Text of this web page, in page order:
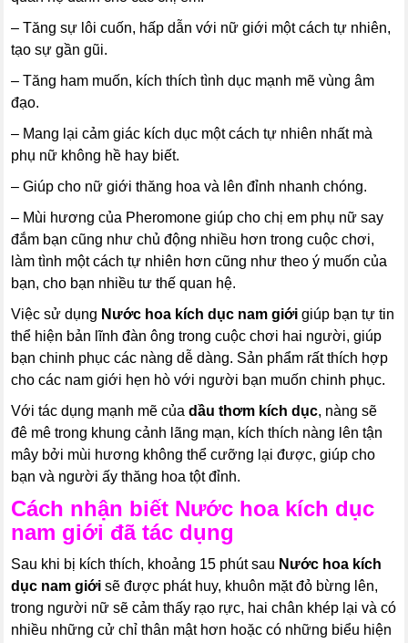
– Tăng sự lôi cuốn, hấp dẫn với nữ giới một cách tự nhiên,
tạo sự gần gũi.
– Tăng ham muốn, kích thích tình dục mạnh mẽ vùng âm
đạo.
– Mang lại cảm giác kích dục một cách tự nhiên nhất mà
phụ nữ không hề hay biết.
– Giúp cho nữ giới thăng hoa và lên đỉnh nhanh chóng.
– Mùi hương của Pheromone giúp cho chị em phụ nữ say
đắm bạn cũng như chủ động nhiều hơn trong cuộc chơi,
làm tình một cách tự nhiên hơn cũng như theo ý muốn của
bạn, cho bạn nhiều tư thế quan hệ.
Việc sử dụng Nước hoa kích dục nam giới giúp bạn tự tin
thể hiện bản lĩnh đàn ông trong cuộc chơi hai người, giúp
bạn chinh phục các nàng dễ dàng. Sản phẩm rất thích hợp
cho các nam giới hẹn hò với người bạn muốn chinh phục.
Với tác dụng mạnh mẽ củadầu thơm kích dục, nàng sẽ
đê mê trong khung cảnh lãng mạn, kích thích nàng lên tận
mây bởi mùi hương không thể cưỡng lại được, giúp cho
bạn và người ấy thăng hoa tột đỉnh.
Cách nhận biết Nước hoa kích dục
nam giới đã tác dụng
Sau khi bị kích thích, khoảng 15 phút sau Nước hoa kích
dục nam giới sẽ được phát huy, khuôn mặt đỏ bừng lên,
trong người nữ sẽ cảm thấy rạo rực, hai chân khép lại và có
nhiều những cử chỉ thân mật hơn hoặc có những biểu hiện